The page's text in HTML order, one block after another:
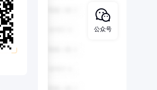
公众号